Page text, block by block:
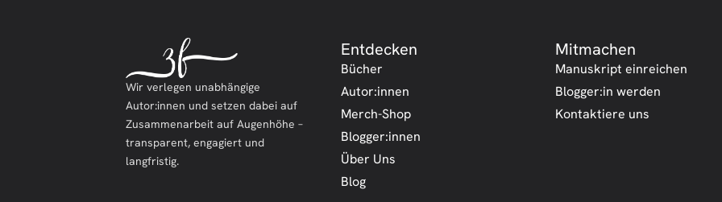
Wir verlegen unabhängige
Autor:innen und setzen dabei auf
Zusammenarbeit auf Augenhöhe –
transparent, engagiert und
langfristig.
Entdecken
Bücher
Autor:innen
Merch-Shop
Blogger:innen
Über Uns
Blog
Mitmachen
Manuskript einreichen
Blogger:in werden
Kontaktiere uns